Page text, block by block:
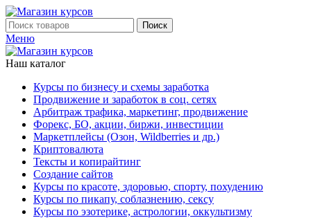
Поиск
Меню
Наш каталог
Курсы по бизнесу и схемы заработка
Продвижение и заработок в соц. сетях
Арбитраж трафика, маркетинг, продвижение
Форекс, БО, акции, биржи, инвестиции
Маркетплейсы (Озон, Wildberries и др.)
Криптовалюта
Тексты и копирайтинг
Создание сайтов
Курсы по красоте, здоровью, спорту, похудению
Курсы по пикапу, соблазнению, сексу
Курсы по эзотерике, астрологии, оккультизму